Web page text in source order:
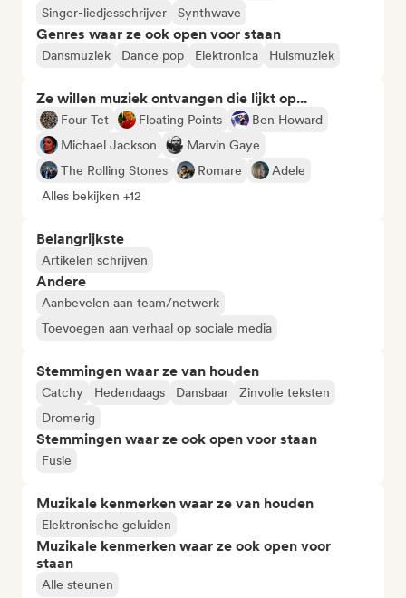
Singer-liedjesschrijver
Synthwave
Genres waar ze ook open voor staan
Dansmuziek Dance pop Elektronica Huismuziek
Ze willen muziek ontvangen die lijkt op...
Four Tet Floating Points
Ben Howard
Michael Jackson
Marvin Gaye
The Rolling Stones
Romare
Adele
Alles bekijken +12
Belangrijkste
Artikelen schrijven
Andere
Aanbevelen aan team/netwerk
Toevoegen aan verhaal op sociale media
Stemmingen waar ze van houden
Catchy Hedendaags Dansbaar
Zinvolle teksten
Dromerig
Stemmingen waar ze ook open voor staan
Fusie
Muzikale kenmerken waar ze van houden
Elektronische geluiden
Muzikale kenmerken waar ze ook open voor
staan
Alle steunen